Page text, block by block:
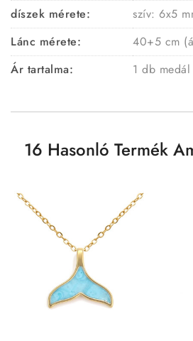
díszek mérete:
szív: 6x5
Lánc mérete:
40+5 cm
Ár tartalma:
1 db
16 Hasonló Termék